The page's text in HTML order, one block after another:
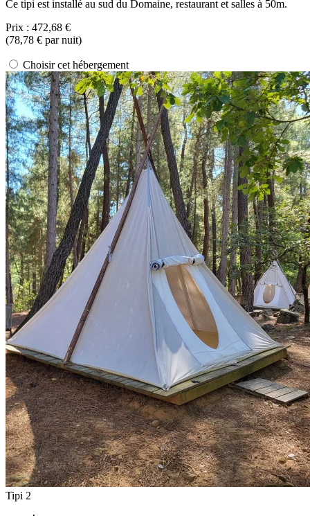
Ce tipi est installé au sud du Domaine, restaurant et salles à 50m.
Prix : 472,68 €
(78,78 € par nuit)
Choisir cet hébergement
Tipi 2